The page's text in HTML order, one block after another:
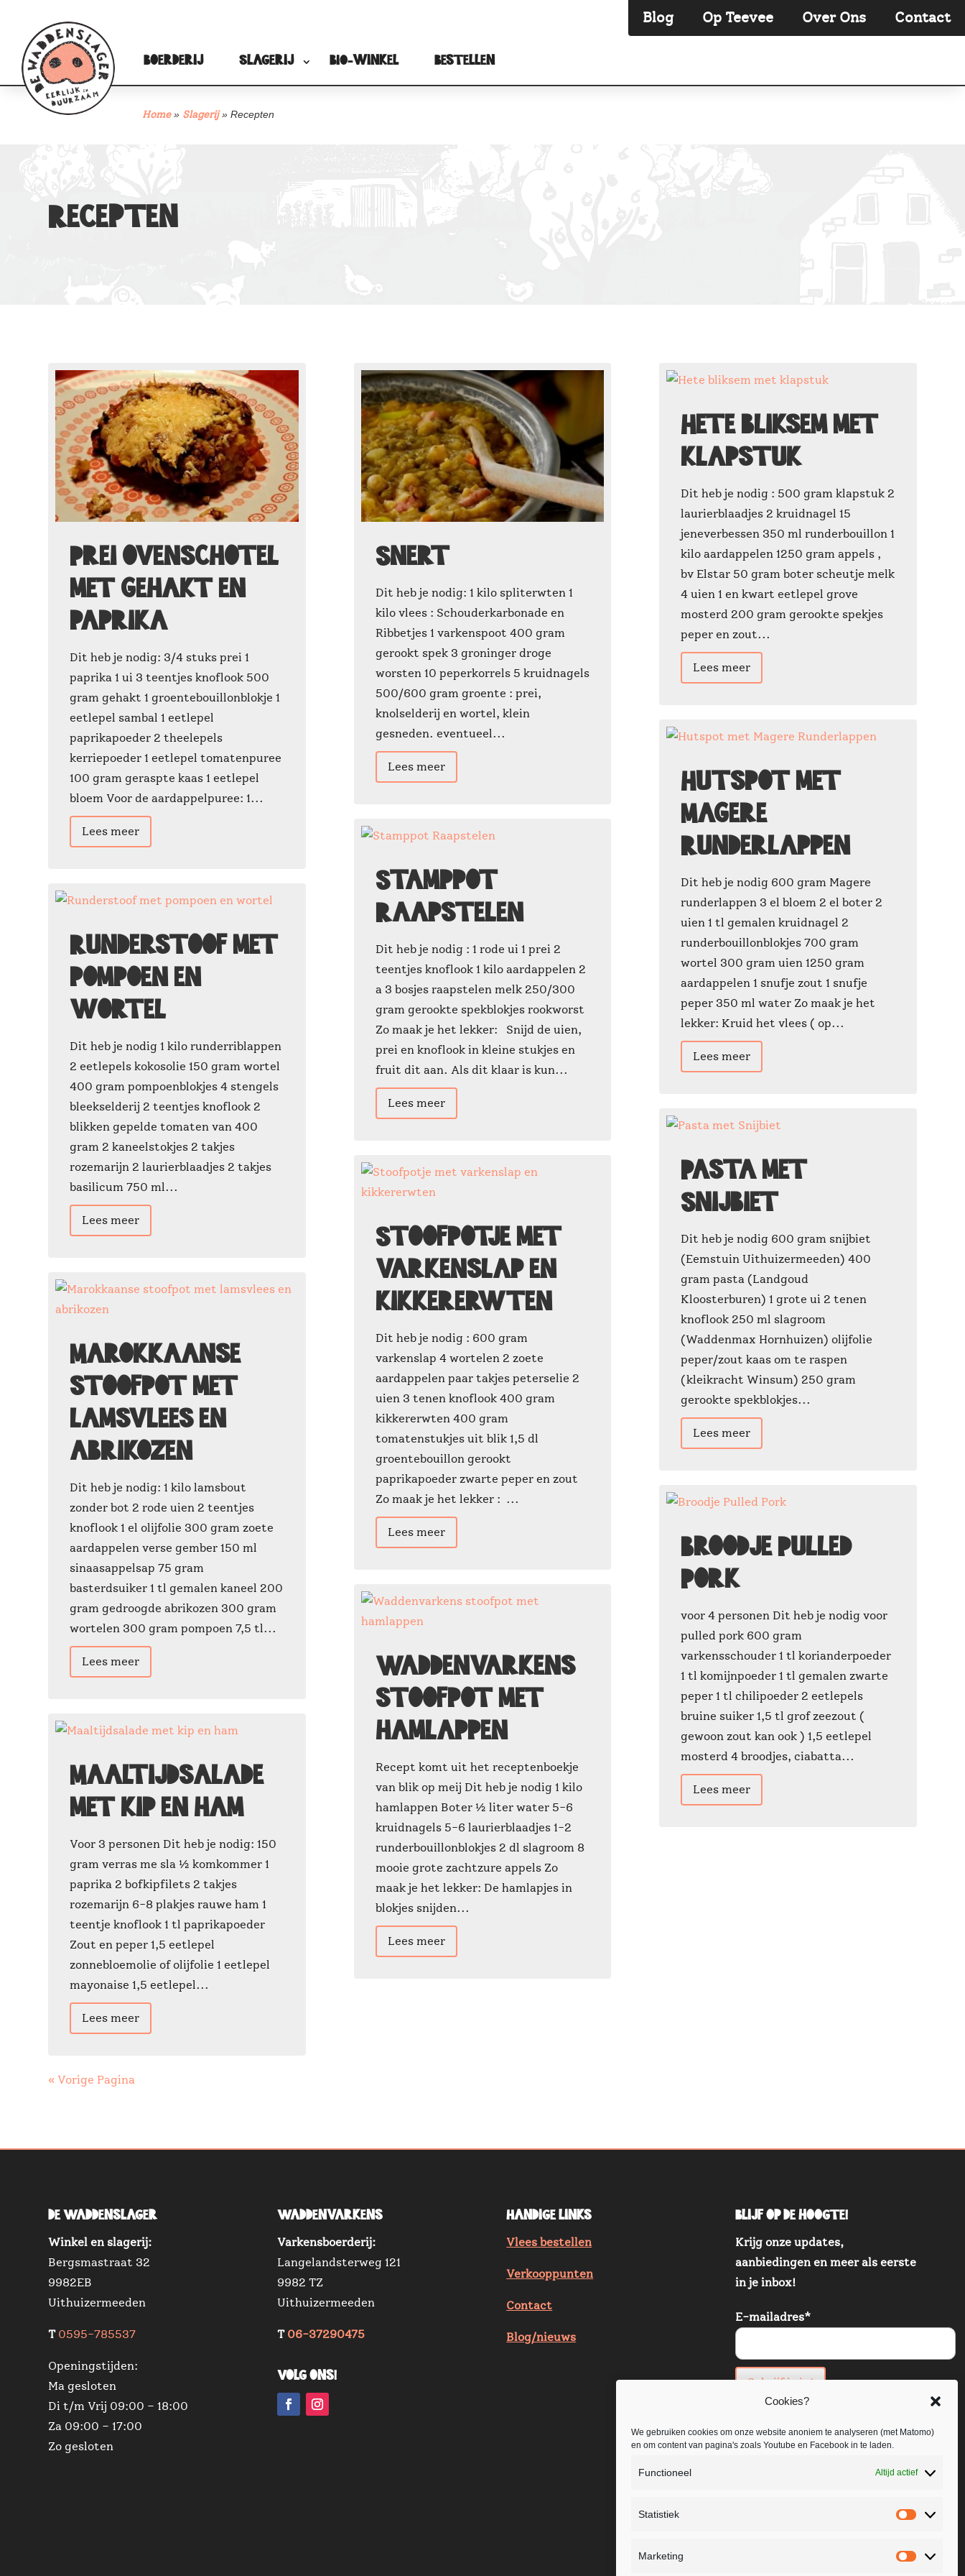
Cookies?
We gebruiken cookies om onze website anoniem te analyseren (met Matomo)
en om content van pagina's zoals Youtube en Facebook in te laden.
Functioneel Altijd actief
Statistiek
Marketing
Boerderij Slagerij BIO-winkel Bestellen
Blog Op Teevee Over Ons Contact
Home» Slagerij» Recepten
Recepten
Prei ovenschotel
met gehakt en
paprika
Dit heb je nodig: 3/4 stuks prei 1
paprika 1 ui 3 teentjes knoflook 500
gram gehakt 1 groentebouillonblokje 1
eetlepel sambal 1 eetlepel
paprikapoeder 2 theelepels
kerriepoeder 1 eetlepel tomatenpuree
100 gram geraspte kaas 1 eetlepel
bloem Voor de aardappelpuree: 1...
Lees meer
Runderstoof met
pompoen en
wortel
Dit heb je nodig 1 kilo runderriblappen
2 eetlepels kokosolie 150 gram wortel
400 gram pompoenblokjes 4 stengels
bleekselderij 2 teentjes knoflook 2
blikken gepelde tomaten van 400
gram 2 kaneelstokjes 2 takjes
rozemarijn 2 laurierblaadjes 2 takjes
basilicum 750 ml...
Lees meer
Marokkaanse
stoofpot met
lamsvlees en
abrikozen
Dit heb je nodig: 1 kilo lamsbout
zonder bot 2 rode uien 2 teentjes
knoflook 1 el olijfolie 300 gram zoete
aardappelen verse gember 150 ml
sinaasappelsap 75 gram
basterdsuiker 1 tl gemalen kaneel 200
gram gedroogde abrikozen 300 gram
wortelen 300 gram pompoen 7,5 tl...
Lees meer
Maaltijdsalade
met kip en ham
Voor 3 personen Dit heb je nodig: 150
gram verras me sla ½ komkommer 1
paprika 2 bofkipfilets 2 takjes
rozemarijn 6-8 plakjes rauwe ham 1
teentje knoflook 1 tl paprikapoeder
Zout en peper 1,5 eetlepel
zonnebloemolie of olijfolie 1 eetlepel
mayonaise 1,5 eetlepel...
Lees meer
Snert
Dit heb je nodig: 1 kilo spliterwten 1
kilo vlees : Schouderkarbonade en
Ribbetjes 1 varkenspoot 400 gram
gerookt spek 3 groninger droge
worsten 10 peperkorrels 5 kruidnagels
500/600 gram groente : prei,
knolselderij en wortel, klein
gesneden. eventueel...
Lees meer
Stamppot
Raapstelen
Dit heb je nodig : 1 rode ui 1 prei 2
teentjes knoflook 1 kilo aardappelen 2
a 3 bosjes raapstelen melk 250/300
gram gerookte spekblokjes rookworst
Zo maak je het lekker: Snijd de uien,
prei en knoflook in kleine stukjes en
fruit dit aan. Als dit klaar is kun...
Lees meer
Stoofpotje met
varkenslap en
kikkererwten
Dit heb je nodig : 600 gram
varkenslap 4 wortelen 2 zoete
aardappelen paar takjes peterselie 2
uien 3 tenen knoflook 400 gram
kikkererwten 400 gram
tomatenstukjes uit blik 1,5 dl
groentebouillon gerookt
paprikapoeder zwarte peper en zout
Zo maak je het lekker : ...
Lees meer
Waddenvarkens
stoofpot met
hamlappen
Recept komt uit het receptenboekje
van blik op meij Dit heb je nodig 1 kilo
hamlappen Boter ½ liter water 5-6
kruidnagels 5-6 laurierblaadjes 1-2
runderbouillonblokjes 2 dl slagroom 8
mooie grote zachtzure appels Zo
maak je het lekker: De hamlapjes in
blokjes snijden...
Lees meer
Hete bliksem met
klapstuk
Dit heb je nodig : 500 gram klapstuk 2
laurierblaadjes 2 kruidnagel 15
jeneverbessen 350 ml runderbouillon 1
kilo aardappelen 1250 gram appels ,
bv Elstar 50 gram boter scheutje melk
4 uien 1 en kwart eetlepel grove
mosterd 200 gram gerookte spekjes
peper en zout...
Lees meer
Hutspot met
Magere
Runderlappen
Dit heb je nodig 600 gram Magere
runderlappen 3 el bloem 2 el boter 2
uien 1 tl gemalen kruidnagel 2
runderbouillonblokjes 700 gram
wortel 300 gram uien 1250 gram
aardappelen 1 snufje zout 1 snufje
peper 350 ml water Zo maak je het
lekker: Kruid het vlees ( op...
Lees meer
Pasta met
Snijbiet
Dit heb je nodig 600 gram snijbiet
(Eemstuin Uithuizermeeden) 400
gram pasta (Landgoud
Kloosterburen) 1 grote ui 2 tenen
knoflook 250 ml slagroom
(Waddenmax Hornhuizen) olijfolie
peper/zout kaas om te raspen
(kleikracht Winsum) 250 gram
gerookte spekblokjes...
Lees meer
Broodje Pulled
Pork
voor 4 personen Dit heb je nodig voor
pulled pork 600 gram
varkensschouder 1 tl korianderpoeder
1 tl komijnpoeder 1 tl gemalen zwarte
peper 1 tl chilipoeder 2 eetlepels
bruine suiker 1,5 tl grof zeezout (
gewoon zout kan ook ) 1,5 eetlepel
mosterd 4 broodjes, ciabatta...
Lees meer
« Vorige Pagina
de Waddenslager
Winkel en slagerij:
Bergsmastraat 32
9982EB
Uithuizermeeden
T 0595-785537
Openingstijden:
Ma gesloten
Di t/m Vrij 09:00 – 18:00
Za 09:00 – 17:00
Zo gesloten
Waddenvarkens
Varkensboerderij:
Langelandsterweg 121
9982 TZ
Uithuizermeeden
T 06-37290475
Volg ons!
Handige links
Vlees bestellen
Verkooppunten
Contact
Blog/nieuws
Blijf op de hoogte!
Krijg onze updates,
aanbiedingen en meer als eerste
in je inbox!
E-mailadres*
Schrijf je in!